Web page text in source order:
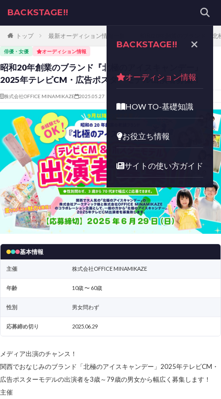
BACKSTAGE!!
BACKSTAGE!!
オーディション情報
HOW TO-基礎知識
お役立ち情報
サイトの使い方ガイド
トップ 最新オーディション情報一覧 昭和20年創業のブランド『
俳優・女優 オーディション情報
昭和20年創業のブランド『北極のアイスキャンデー』
2025年テレビCM・広告ポスターモデル出演者募集！
株式会社OFFICE MINAMIKAZE 2025.05.27
基本情報
主催 株式会社OFFICE MINAMIKAZE
年齢 10歳 〜 60歳
性別 男女問わず
応募締め切り 2025.06.29
メディア出演のチャンス！
関西でおなじみのブランド「北極のアイスキャンデー」2025年テレビCM・
広告ポスターモデルの出演者を3歳～79歳の男女から幅広く募集します！
主催